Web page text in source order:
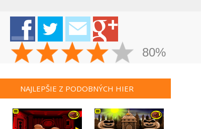
80%
NAJLEPŠIE Z PODOBNÝCH HIER